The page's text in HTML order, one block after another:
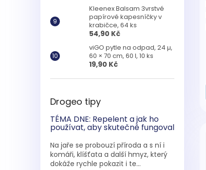
Kleenex Balsam 3vrstvé
papírové kapesníčky v
krabičce, 64 ks
54,90 Kč
viGO pytle na odpad, 24 µ,
60 × 70 cm, 60 l, 10 ks
19,90 Kč
Drogeo tipy
TÉMA DNE: Repelent a jak ho
používat, aby skutečně fungoval
Na jaře se probouzí příroda a s ní i
komáři, klíšťata a další hmyz, který
dokáže rychle pokazit i te...